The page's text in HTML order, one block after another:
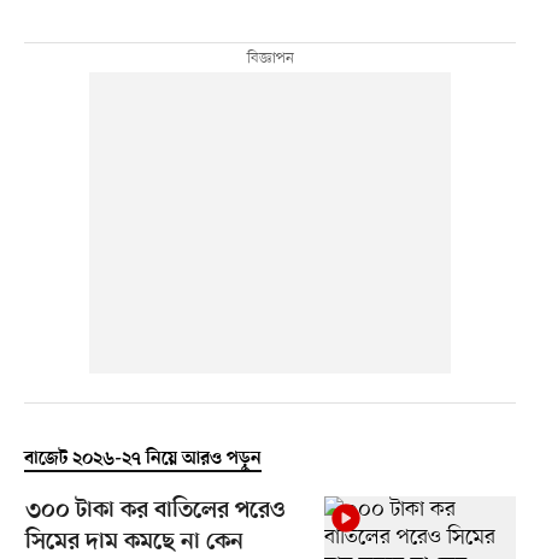
বাজেট ২০২৬-২৭ নিয়ে আরও পড়ুন
৩০০ টাকা কর বাতিলের পরেও
সিমের দাম কমছে না কেন